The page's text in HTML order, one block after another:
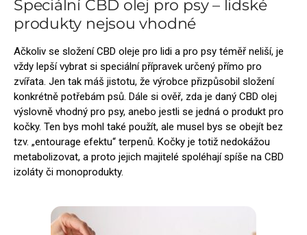
Speciální CBD olej pro psy – lidské
produkty nejsou vhodné
Ačkoliv se složení CBD oleje pro lidi a pro psy téměř neliší, je
vždy lepší vybrat si speciální přípravek určený přímo pro
zvířata. Jen tak máš jistotu, že výrobce přizpůsobil složení
konkrétně potřebám psů. Dále si ověř, zda je daný CBD olej
výslovně vhodný pro psy, anebo jestli se jedná o produkt pro
kočky. Ten bys mohl také použít, ale musel bys se obejít bez
tzv. „entourage efektu“ terpenů. Kočky je totiž nedokážou
metabolizovat, a proto jejich majitelé spoléhají spíše na CBD
izoláty či monoprodukty.